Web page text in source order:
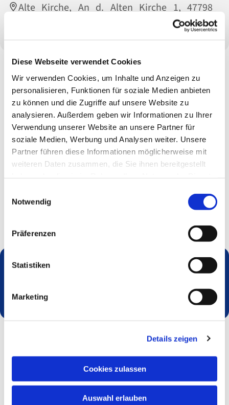
Diese Webseite verwendet Cookies
Wir verwenden Cookies, um Inhalte und Anzeigen zu
personalisieren, Funktionen für soziale Medien anbieten
zu können und die Zugriffe auf unsere Website zu
analysieren. Außerdem geben wir Informationen zu Ihrer
Verwendung unserer Website an unsere Partner für
soziale Medien, Werbung und Analysen weiter. Unsere
Partner führen diese Informationen möglicherweise mit
weiteren Daten zusammen, die Sie ihnen bereitgestellt
Notwendig
Präferenzen
Statistiken
Marketing
Details zeigen
Cookies zulassen
Auswahl erlauben
Alte Kirche, An d. Alten Kirche 1, 47798